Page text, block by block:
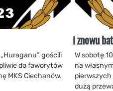
gościli
do faworytów
MKS Ciechanów.
I znowu
W sobotę
na
dużą